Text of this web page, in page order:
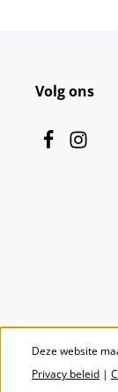
Volg ons
Deze website
Privacy beleid |